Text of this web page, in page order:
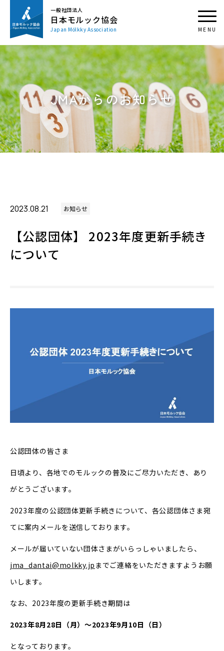
一般社団法人
日本モルック協会
Japan Mölkky Association
JMAからのお知らせ
2023.08.21 お知らせ
【公認団体】 2023年度更新手続き
について
公認団体の皆さま
日頃より、各地でのモルックの普及にご尽力いただき、あり
がとうございます。
2023年度の公認団体更新手続きについて、各公認団体さま宛
てに案内メールを送信しております。
メールが届いていない団体さまがいらっしゃいましたら、
jma_dantai@molkky.jp までご連絡をいただきますようお願
いします。
なお、2023年度の更新手続き期間は
2023年8月28日（月）～2023年9月10日（日）
となっております。